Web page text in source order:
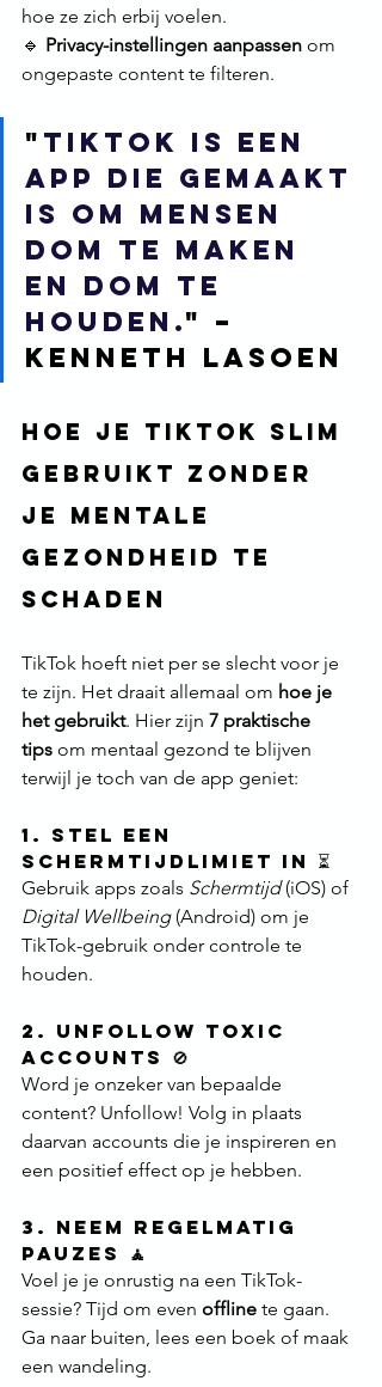
hoe ze zich erbij voelen.
🔹 Privacy-instellingen aanpassen om
ongepaste content te filteren.
" Tiktok is een
app die gemaakt
is om mensen
dom te maken
en dom te
houden." –
Kenneth Lasoen
Hoe je tiktok slim
gebruikt zonder
je mentale
gezondheid te
schaden
TikTok hoeft niet per se slecht voor je
te zijn. Het draait allemaal om hoe je
het gebruikt. Hier zijn 7 praktische
tips om mentaal gezond te blijven
terwijl je toch van de app geniet:
1. Stel een
Schermtijdlimiet in ⏳
Gebruik apps zoals Schermtijd (iOS) of
Digital Wellbeing (Android) om je
TikTok-gebruik onder controle te
houden.
2. Unfollow Toxic
Accounts 🚫
Word je onzeker van bepaalde
content? Unfollow! Volg in plaats
daarvan accounts die je inspireren en
een positief effect op je hebben.
3. Neem Regelmatig
Pauzes 🧘
Voel je je onrustig na een TikTok-
sessie? Tijd om even offline te gaan.
Ga naar buiten, lees een boek of maak
een wandeling.